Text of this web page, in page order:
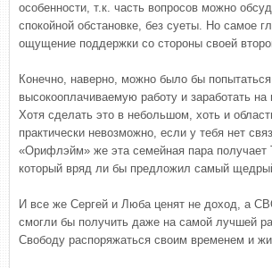
особенности, т.к. часть вопросов можно
спокойной обстановке, без суеты. Но самое
ощущение поддержки со стороны своей
Конечно, наверно, можно было бы
высокооплачиваемую работу и заработать на
Хотя сделать это в небольшом, хоть и
практически невозможно, если у тебя нет
«Орифлэйм» же эта семейная пара
который вряд ли бы предложил самый
И все же Сергей и Люба ценят не доход, а
смогли бы получить даже на самой лучшей
Свободу распоряжаться своим временем и